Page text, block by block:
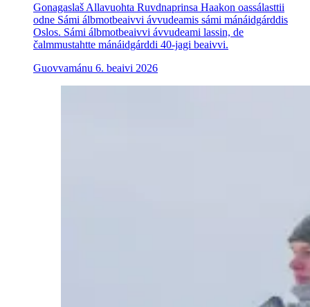
Gonagaslaš Allavuohta Ruvdnaprinsa Haakon oassálasttii
odne Sámi álbmotbeaivvi ávvudeamis sámi mánáidgárddis
Oslos. Sámi álbmotbeaivvi ávvudeami lassin, de
čalmmustahtte mánáidgárddi 40-jagi beaivvi.
Guovvamánu 6. beaivi 2026